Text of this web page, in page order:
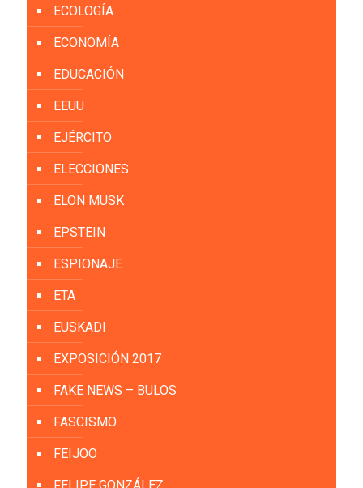
ECOLOGÍA
ECONOMÍA
EDUCACIÓN
EEUU
EJÉRCITO
ELECCIONES
ELON MUSK
EPSTEIN
ESPIONAJE
ETA
EUSKADI
EXPOSICIÓN 2017
FAKE NEWS – BULOS
FASCISMO
FEIJOO